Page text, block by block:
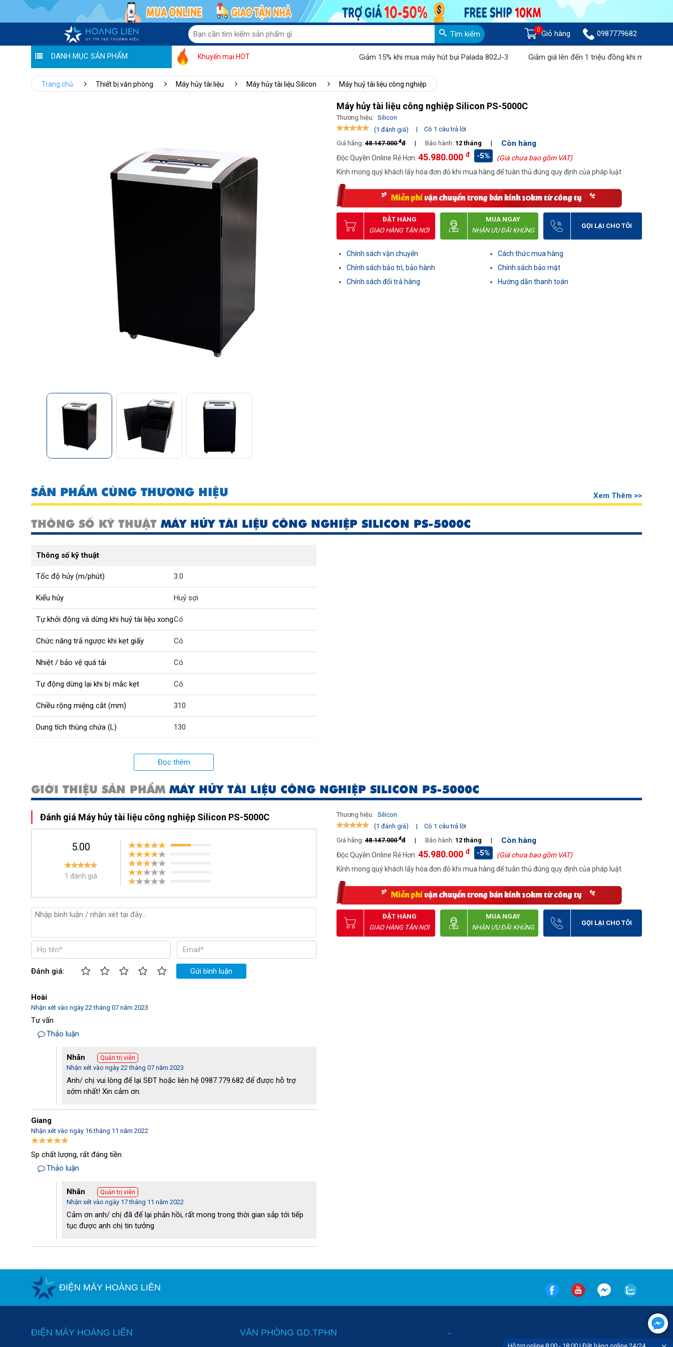
Tìm kiếm 0 Giỏ hàng 0987779682
DANH MỤC SẢN PHẨM Khuyến mại HOT Giảm 15% khi mua máy hút bụi Palada 802J-3 Giảm giá lên đến 1 triệu đồng khi mua Máy chà
Trang chủ Thiết bị văn phòng Máy hủy tài liệu Máy hủy tài liệu Silicon Máy huỷ tài liệu công nghiệp
Máy hủy tài liệu công nghiệp Silicon PS-5000C
Thương hiệu: Silicon
(1 đánh giá)
|
Có 1 câu trả lời
Giá hãng: 48.147.000đđ | Bảo hành: 12 tháng | Còn hàng
Độc Quyền Online Rẻ Hơn: 45.980.000 đ -5%
(Giá chưa bao gồm VAT)
Kính mong quý khách lấy hóa đơn đỏ khi mua hàng để tuân thủ đúng quy định của pháp luật
ĐẶT HÀNG
GIAO HÀNG TẬN NƠI
MUA NGAY
NHẬN ƯU ĐÃI KHỦNG
GỌI LẠI CHO TÔI
Chính sách vận chuyển
Chính sách bảo trì, bảo hành
Chính sách đổi trả hàng
Cách thức mua hàng
Chính sách bảo mật
Hướng dẫn thanh toán
SẢN PHẨM CÙNG THƯƠNG HIỆU Xem Thêm >>
THÔNG SỐ KỸ THUẬT MÁY HỦY TÀI LIỆU CÔNG NGHIỆP SILICON PS-5000C
Thông số kỹ thuật
Tốc độ hủy (m/phút) 3.0
Kiểu hủy Huỷ sợi
Tự khởi động và dừng khi huỷ tài liệu xongCó
Chức năng trả ngược khi kẹt giấy Có
Nhiệt / bảo vệ quá tải Có
Tự động dừng lại khi bị mắc kẹt Có
Chiều rộng miệng cắt (mm) 310
Dung tích thùng chứa (L) 130
77
Độ ồn (dB) <56
Màn hình hiển thị LED
Cảnh báo rác đầy
Chế độ hủy Hủy thẻ;Hủy thẻ tín dụng/ ATM;Hủy giấy;
Hủy ghim bấm;Hủy đĩa CD/DVD
Kích thước huỷ (mm)
Xuất xứ Mỹ
Trọng lượng đóng gói (kg)
Thời gian hủy liên tục(phút)
Tự động bơm dầu cho mô tơ
Công suất hủy (tờ/lần)
Đọc thêm
GIỚI THIỆU SẢN PHẨM MÁY HỦY TÀI LIỆU CÔNG NGHIỆP SILICON PS-5000C
Đánh giá Máy hủy tài liệu công nghiệp Silicon PS-5000C
5.00
1 đánh giá
Đánh giá: Gửi bình luận
Hoài
Nhận xét vào ngày 22 tháng 07 năm 2023
Tư vấn
Thảo luận
Nhãn Quản trị viên
Nhận xét vào ngày 22 tháng 07 năm 2023
Anh/ chị vui lòng để lại SĐT hoặc liên hệ 0987.779.682 để được hỗ trợ
sớm nhất! Xin cảm ơn.
Giang
Nhận xét vào ngày 16 tháng 11 năm 2022
Sp chất lượng, rất đáng tiền
Thảo luận
Nhãn Quản trị viên
Nhận xét vào ngày 17 tháng 11 năm 2022
Cảm ơn anh/ chị đã để lại phản hồi, rất mong trong thời gian sắp tới tiếp
tục được anh chị tin tưởng
Thương hiệu: Silicon
(1 đánh giá)
|
Có 1 câu trả lời
Giá hãng: 48.147.000đđ | Bảo hành: 12 tháng | Còn hàng
Độc Quyền Online Rẻ Hơn: 45.980.000 đ -5%
(Giá chưa bao gồm VAT)
Kính mong quý khách lấy hóa đơn đỏ khi mua hàng để tuân thủ đúng quy định của pháp luật
ĐẶT HÀNG
GIAO HÀNG TẬN NƠI
MUA NGAY
NHẬN ƯU ĐÃI KHỦNG
GỌI LẠI CHO TÔI
ĐIỆN MÁY HOÀNG LIÊN
ĐIỆN MÁY HOÀNG LIÊN VĂN PHÒNG GD.TPHN -